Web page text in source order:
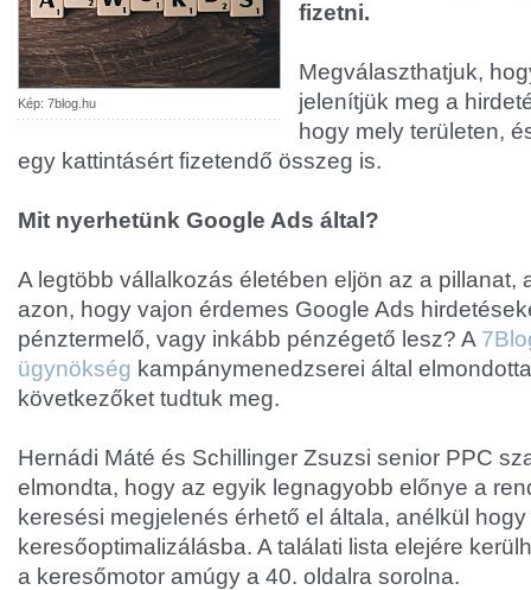
Kép: 7blog.hu
fizetni.
Megválaszthatjuk,
jelenítjük meg a
hogy mely területen,
egy kattintásért fizetendő összeg is.
Mit nyerhetünk Google Ads által?
A legtöbb vállalkozás életében eljön az a pillanat,
azon, hogy vajon érdemes Google Ads
pénztermelő, vagy inkább pénzégető lesz? A
ügynökség kampánymenedzserei által
következőket tudtuk meg.
Hernádi Máté és Schillinger Zsuzsi senior PPC
elmondta, hogy az egyik legnagyobb előnye a
keresési megjelenés érhető el általa, anélkül
keresőoptimalizálásba. A találati lista elejére
a keresőmotor amúgy a 40. oldalra sorolna.